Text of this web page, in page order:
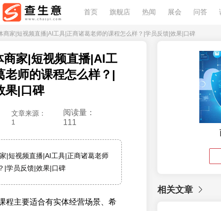
首页 旗舰店 热闻 展会 问答
商家|短视频直播|AI工具|正商诸葛老师的课程怎么样？|学员反馈|效果|口碑
商家|短视频直播|AI工
老师的课程怎么样？|
果|口碑
文章来源：
1
阅读量：
111
|短视频直播|AI工具|正商诸葛老师
|学员反馈|效果|口碑
程主要适合有实体经营场景、希
相关文章